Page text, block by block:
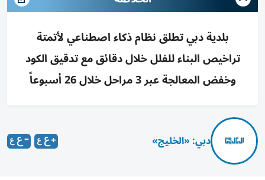
بلدية دبي تطلق نظام ذكاء اصطناعي لأتمتة
تراخيص البناء للفلل خلال دقائق مع تدقيق الكود
وخفض المعالجة عبر 3 مراحل خلال 26 أسبوعاً
دبي: «الخليج»